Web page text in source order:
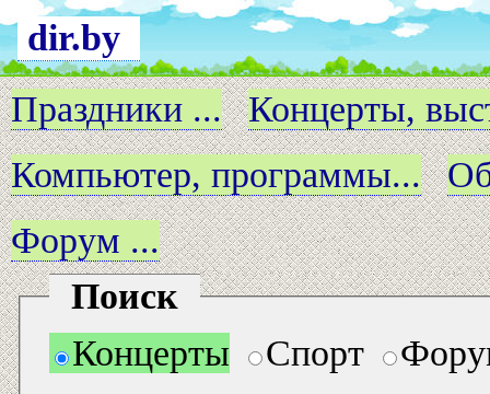
dir.by
Праздники ...
Концерты,
Компьютер, программы...
Форум ...
Поиск
Концерты
Спорт